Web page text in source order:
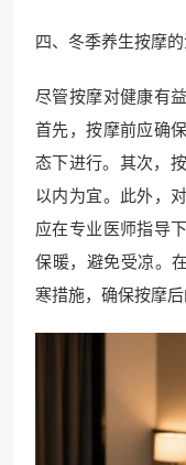
四、冬季养生按摩
尽管按摩对健康有
首先，按摩前应确
态下进行。其次，
以内为宜。此外，
应在专业医师指导
保暖，避免受凉。
寒措施，确保按摩后